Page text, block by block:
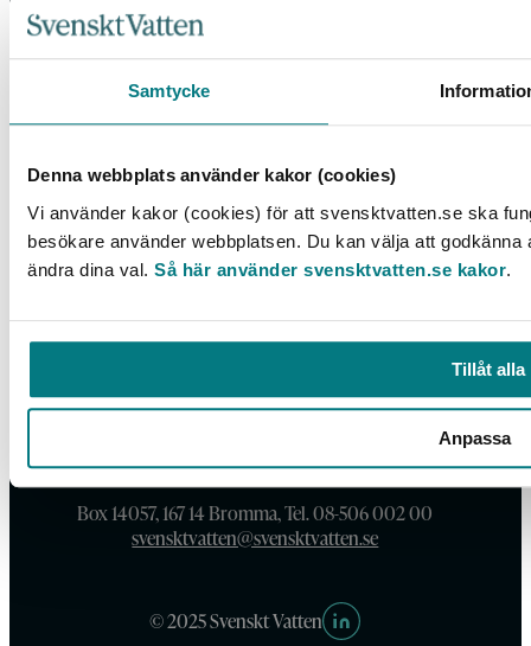
Samtycke
Denna webbplats använder kakor (cookies)
Vi använder kakor (cookies) för att svensktvatten.se ska
besökare använder webbplatsen. Du kan välja att
ändra dina val. Så här använder svensktvatten.se kakor.
Tillåt alla
Anpassa
Tillgänglighetsredogörelse
Box 14057, 167 14 Bromma, Tel. 08-506 002 00
svensktvatten@svensktvatten.se
© 2025 Svenskt Vatten